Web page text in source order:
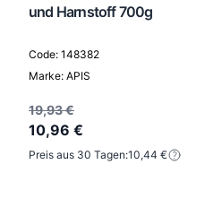
und Harnstoff 700g
Code: 148382
Marke: APIS
19,93 €
10,96 €
Preis aus 30 Tagen:10,44 €